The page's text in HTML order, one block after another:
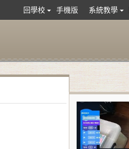
回學校 手機版 系統教學